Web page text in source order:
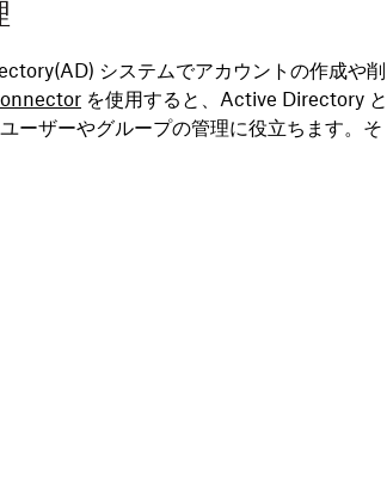
システムでアカウントの作成や削
を使用すると、Active Directory と
ーザーやグループの管理に役立ちます。そ